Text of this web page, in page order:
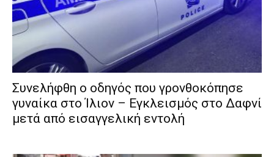
Συνελήφθη ο οδηγός που γρονθοκόπησε
γυναίκα στο Ίλιον – Εγκλεισμός στο Δαφνί
μετά από εισαγγελική εντολή